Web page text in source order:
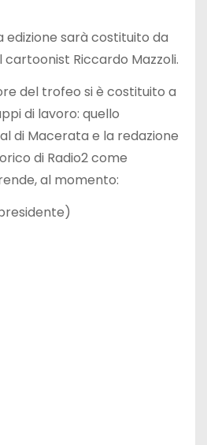
edizione sarà costituito da
cartoonist Riccardo Mazzoli.
del trofeo si è costituito a
di lavoro: quello
di Macerata e la redazione
di Radio2 come
al momento: